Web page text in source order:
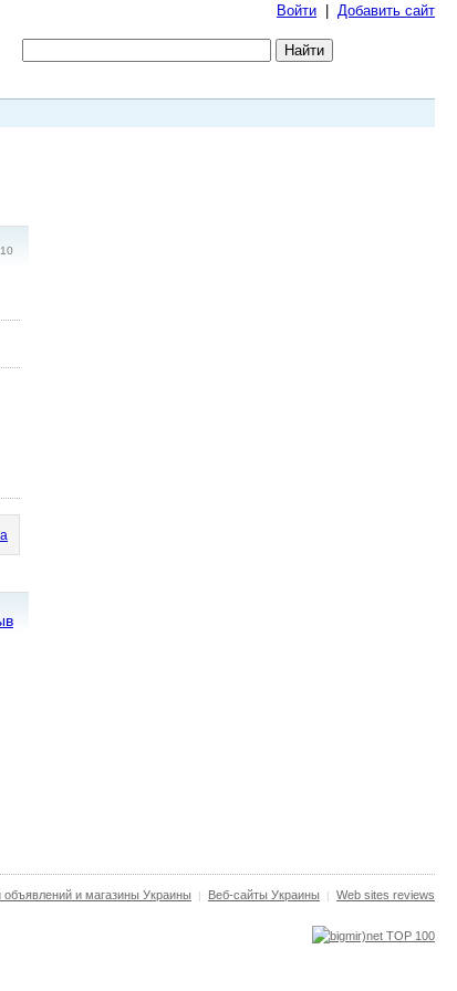
Войти Добавить сайт
объявлений и магазины Украины | Веб-сайты Украины | Web sites reviews